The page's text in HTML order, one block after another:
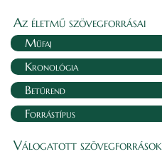
Az életmű szövegforrásai
Műfaj
Kronológia
Betűrend
Forrástípus
Válogatott szövegforrások